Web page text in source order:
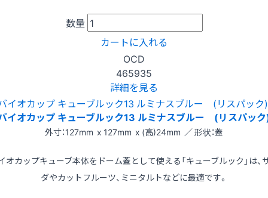
数量
カートに入れる
OCD
465935
詳細を見る
イオカップ キューブルック13 ルミナスブルー (リスパッ
外寸：127mm x 127mm x (高)24mm ／ 形状：蓋
オカップキューブ本体をドーム蓋として使える「キューブルック」は、
ダやカットフルーツ、ミニタルトなどに最適です。